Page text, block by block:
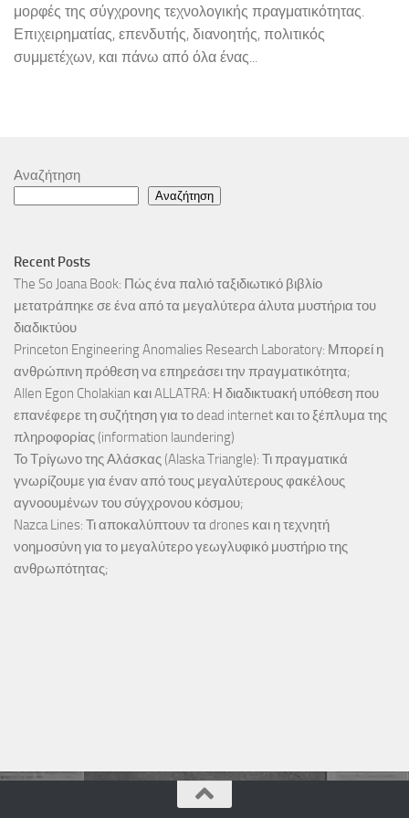
μορφές της σύγχρονης τεχνολογικής πραγματικότητας.
Επιχειρηματίας, επενδυτής, διανοητής, πολιτικός
συμμετέχων, και πάνω από όλα ένας...
Αναζήτηση
Αναζήτηση
Recent Posts
The So Joana Book: Πώς ένα παλιό ταξιδιωτικό βιβλίο
μετατράπηκε σε ένα από τα μεγαλύτερα άλυτα μυστήρια του
διαδικτύου
Princeton Engineering Anomalies Research Laboratory: Μπορεί η
ανθρώπινη πρόθεση να επηρεάσει την πραγματικότητα;
Allen Egon Cholakian και ALLATRA: Η διαδικτυακή υπόθεση που
επανέφερε τη συζήτηση για το dead internet και το ξέπλυμα της
πληροφορίας (information laundering)
Το Τρίγωνο της Αλάσκας (Alaska Triangle): Τι πραγματικά
γνωρίζουμε για έναν από τους μεγαλύτερους φακέλους
αγνοουμένων του σύγχρονου κόσμου;
Nazca Lines: Τι αποκαλύπτουν τα drones και η τεχνητή
νοημοσύνη για το μεγαλύτερο γεωγλυφικό μυστήριο της
ανθρωπότητας;